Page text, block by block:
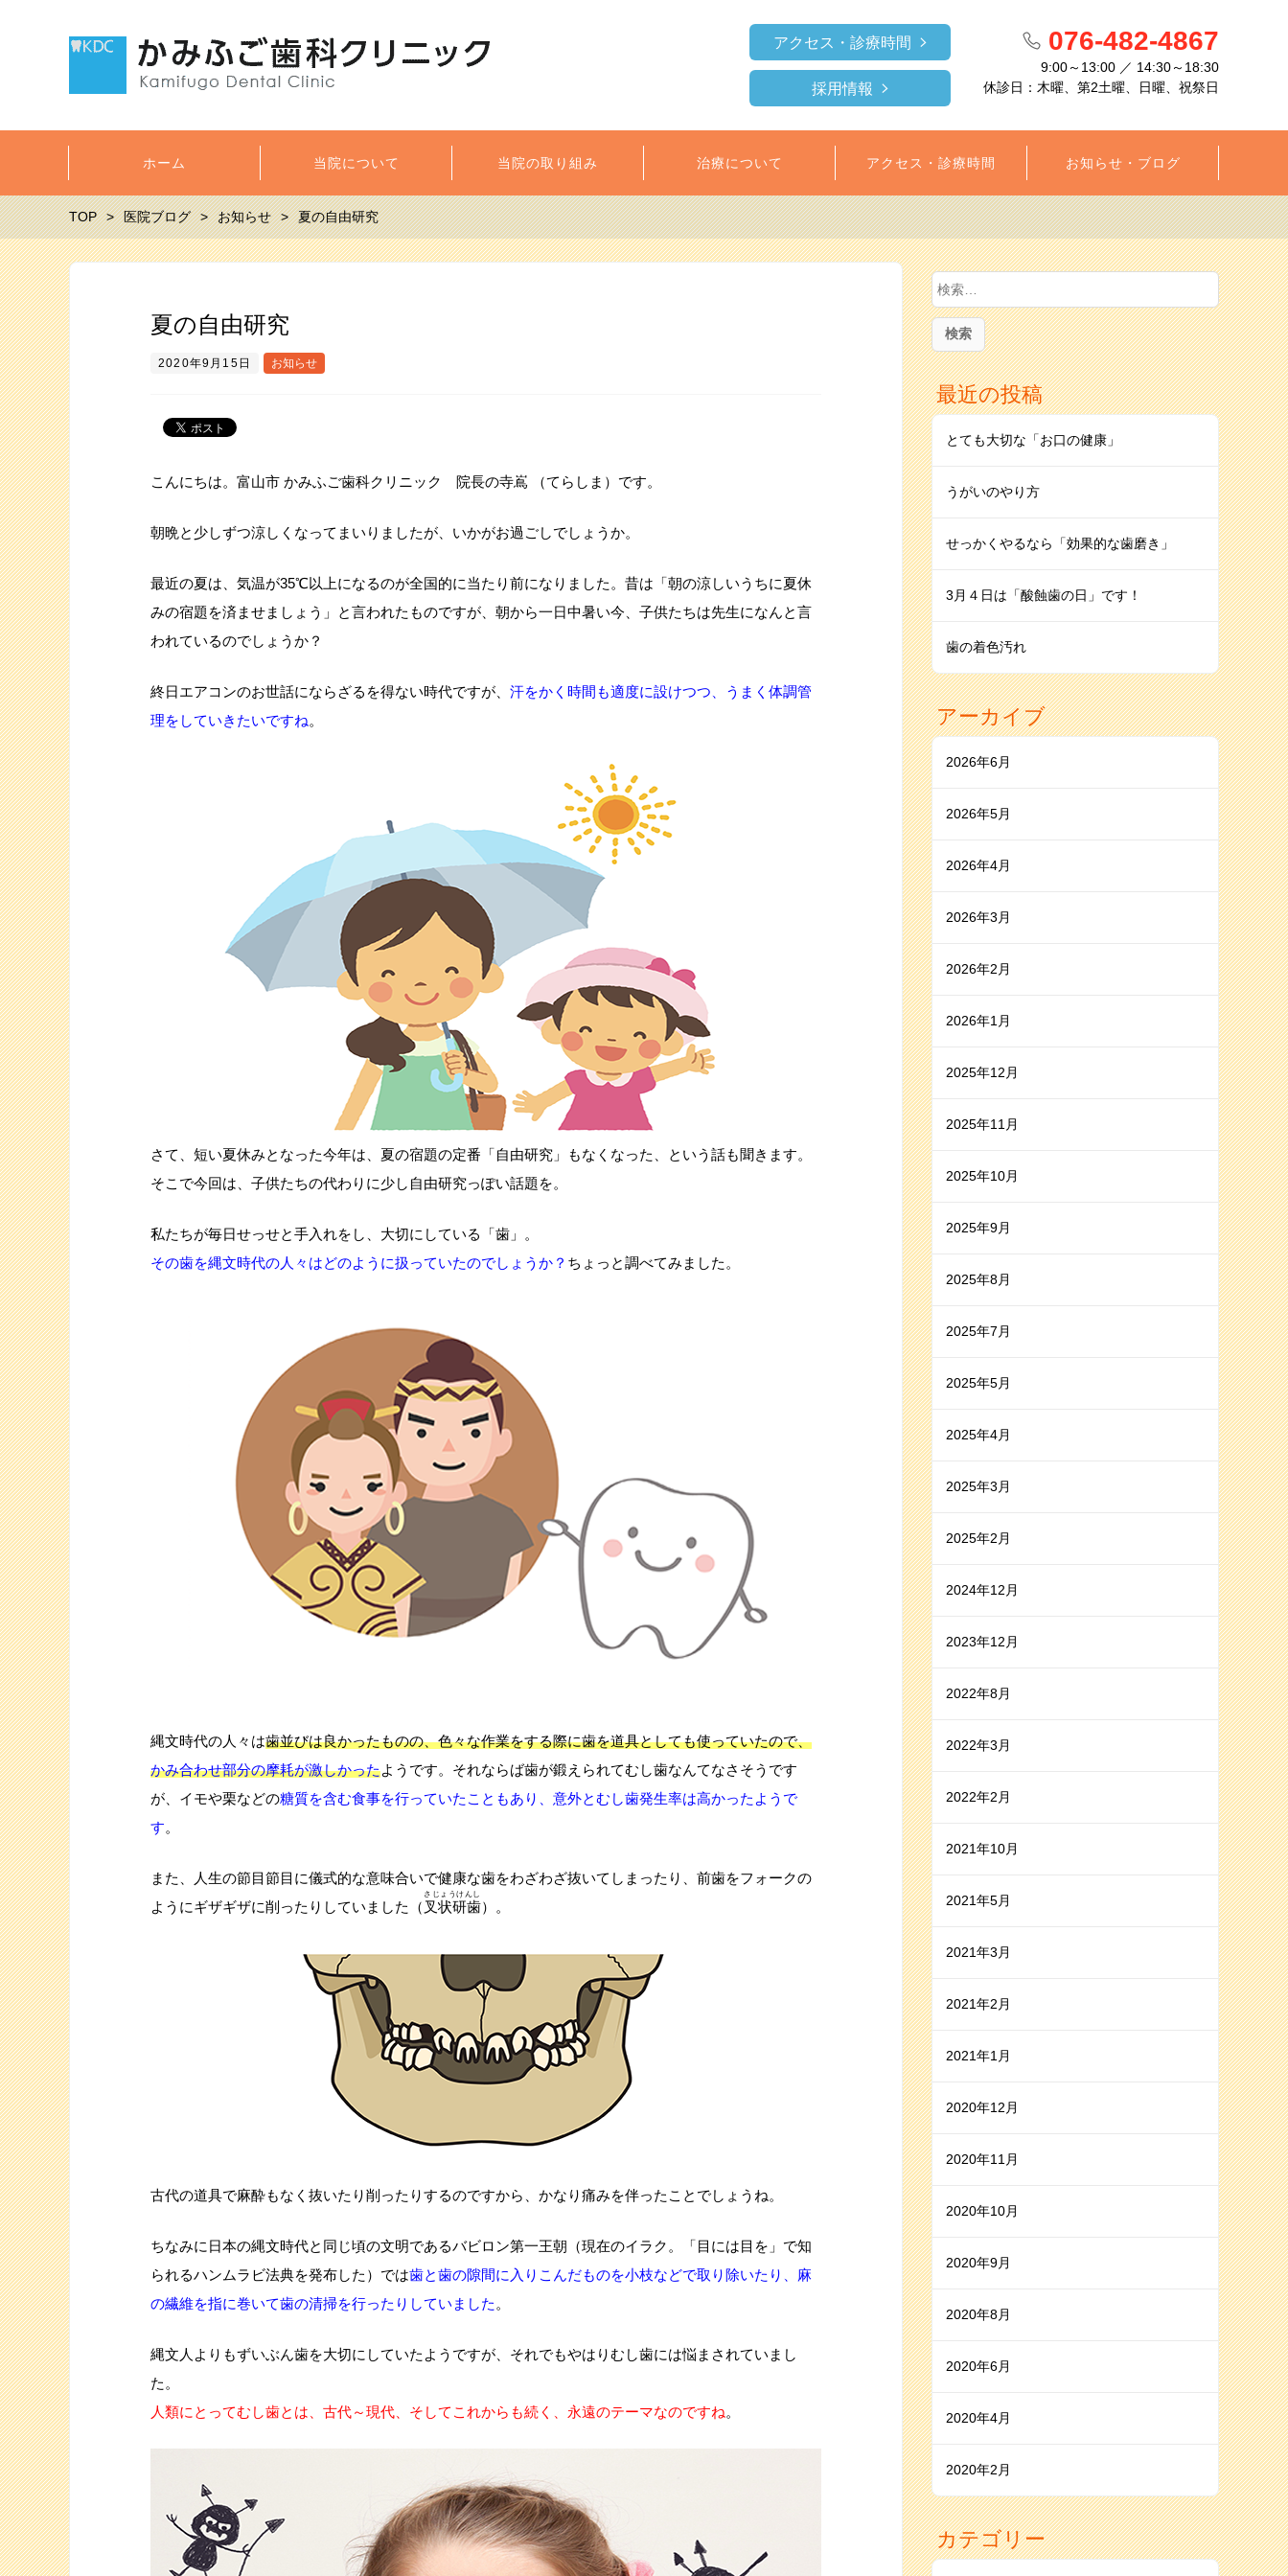
アクセス・診療時間
採用情報
076-482-4867
9:00～13:00 ／ 14:30～18:30
休診日：木曜、第2土曜、日曜、祝祭日
ホーム 当院について 当院の取り組み 治療について アクセス・診療時間 お知らせ・ブログ
TOP 医院ブログ お知らせ 夏の自由研究
夏の自由研究
2020年9月15日 お知らせ
こんにちは。富山市 かみふご歯科クリニック 院長の寺嶌 （てらしま）です。
朝晩と少しずつ涼しくなってまいりましたが、いかがお過ごしでしょうか。
最近の夏は、気温が35℃以上になるのが全国的に当たり前になりました。昔は「朝の涼しいうちに夏休
みの宿題を済ませましょう」と言われたものですが、朝から一日中暑い今、子供たちは先生になんと言
われているのでしょうか？
終日エアコンのお世話にならざるを得ない時代ですが、 汗をかく時間も適度に設けつつ、うまく体調管
理をしていきたいですね。
さて、短い夏休みとなった今年は、夏の宿題の定番「自由研究」もなくなった、という話も聞きます。
そこで今回は、子供たちの代わりに少し自由研究っぽい話題を。
私たちが毎日せっせと手入れをし、大切にしている「歯」。
その歯を縄文時代の人々はどのように扱っていたのでしょうか？ ちょっと調べてみました。
縄文時代の人々は歯並びは良かったものの、色々な作業をする際に歯を道具としても使っていたので、
かみ合わせ部分の摩耗が激しかったようです。それならば歯が鍛えられてむし歯なんてなさそうです
が、イモや栗などの糖質を含む食事を行っていたこともあり、意外とむし歯発生率は高かったようで
す。
また、人生の節目節目に儀式的な意味合いで健康な歯をわざわざ抜いてしまったり、前歯をフォークの
ようにギザギザに削ったりしていました（ 叉状研歯
さじょうけんし
）。
古代の道具で麻酔もなく抜いたり削ったりするのですから、かなり痛みを伴ったことでしょうね。
ちなみに日本の縄文時代と同じ頃の文明であるバビロン第一王朝（現在のイラク。「目には目を」で知
られるハンムラビ法典を発布した）では歯と歯の隙間に入りこんだものを小枝などで取り除いたり、麻
の繊維を指に巻いて歯の清掃を行ったりしていました 。
縄文人よりもずいぶん歯を大切にしていたようですが、それでもやはりむし歯には悩まされていまし
た。
人類にとってむし歯とは、古代～現代、そしてこれからも続く、永遠のテーマなのですね。
検
索
:
最近の投稿
とても大切な「お口の健康」
うがいのやり⽅
せっかくやるなら「効果的な歯磨き」
3月４日は「酸蝕歯の日」です！
⻭の着⾊汚れ
アーカイブ
2026年6月
2026年5月
2026年4月
2026年3月
2026年2月
2026年1月
2025年12月
2025年11月
2025年10月
2025年9月
2025年8月
2025年7月
2025年5月
2025年4月
2025年3月
2025年2月
2024年12月
2023年12月
2022年8月
2022年3月
2022年2月
2021年10月
2021年5月
2021年3月
2021年2月
2021年1月
2020年12月
2020年11月
2020年10月
2020年9月
2020年8月
2020年6月
2020年4月
2020年2月
カテゴリー